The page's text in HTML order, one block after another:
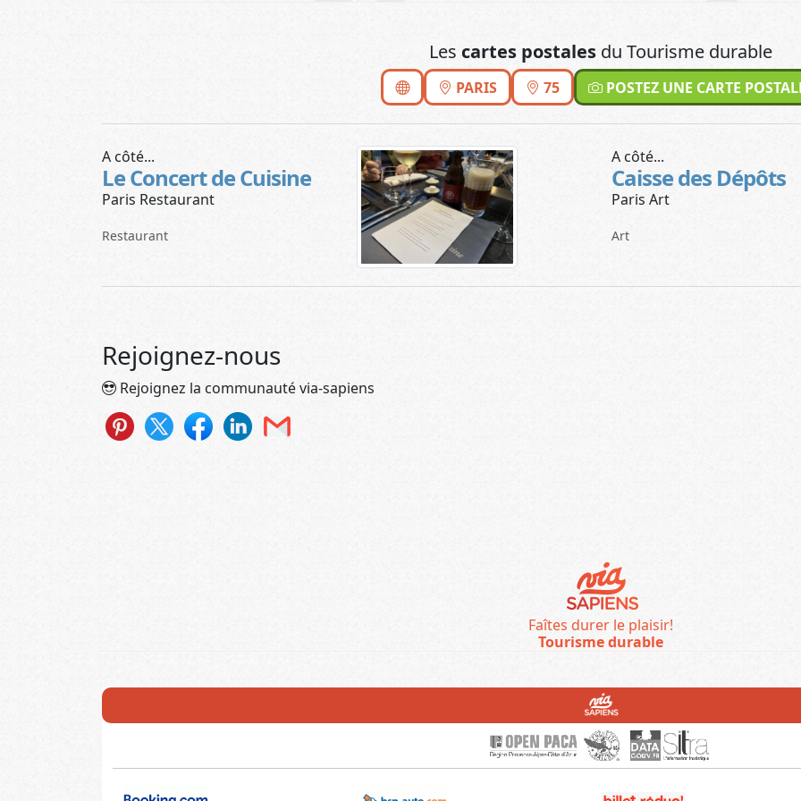
Les cartes postales du Tourisme durable
PARIS 75 POSTEZ UNE CARTE
A côté...
Le Concert de Cuisine
Paris Restaurant
Restaurant
A côté...
Caisse des Dépôts
Paris Art
Art
Rejoignez-nous
Rejoignez la communauté via-sapiens
Faîtes durer le plaisir!
Tourisme durable